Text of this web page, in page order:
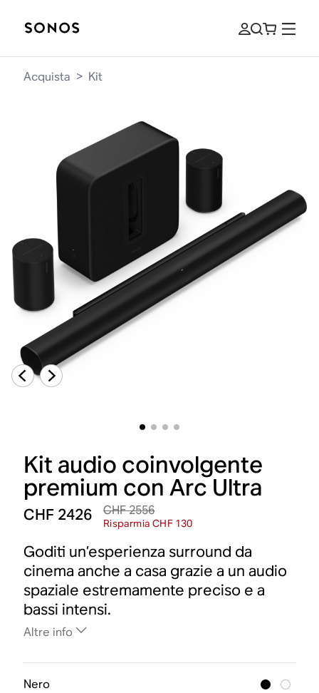
Acquista > Kit
Kit audio coinvolgente
premium con Arc Ultra
CHF 2426 CHF 2556
Risparmia CHF 130
Goditi un’esperienza surround da
cinema anche a casa grazie a un audio
spaziale estremamente preciso e a
bassi intensi.
Altre info
Nero